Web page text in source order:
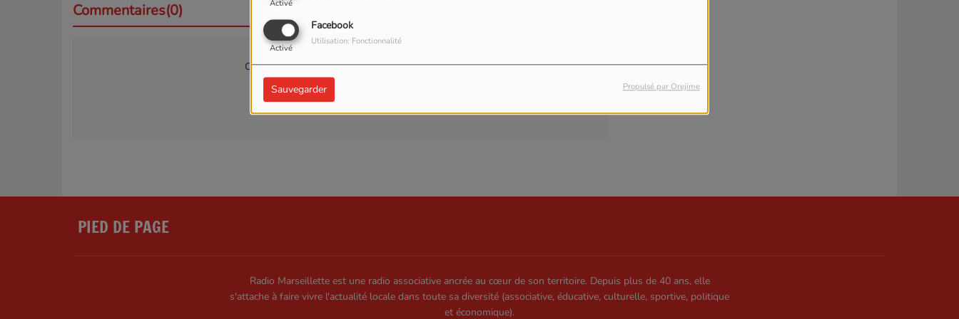
Activé
Facebook
Activé
Utilisation: Fonctionnalité
Sauvegarder Propulsé par Orejime
Commentaires(0)
Connectez-vous pour commenter cet article
SE CONNECTER
PIED DE PAGE
Radio Marseillette est une radio associative ancrée au cœur de son territoire. Depuis plus de 40 ans, elle
s'attache à faire vivre l'actualité locale dans toute sa diversité (associative, éducative, culturelle, sportive, politique
et économique).